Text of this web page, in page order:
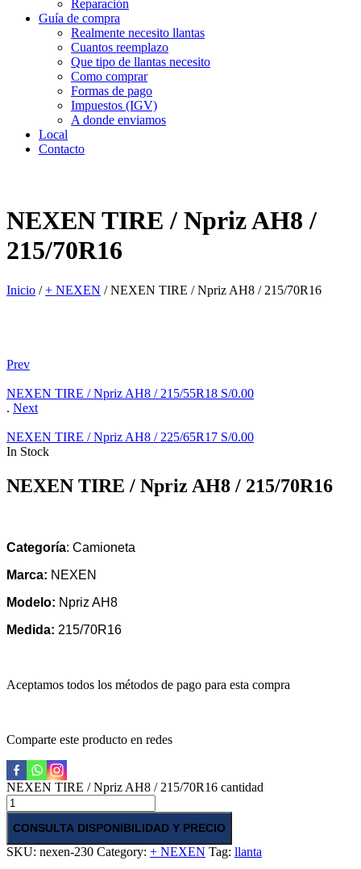
Reparación
Guía de compra
Realmente necesito llantas
Cuantos reemplazo
Que tipo de llantas necesito
Como comprar
Formas de pago
Impuestos (IGV)
A donde enviamos
Local
Contacto
NEXEN TIRE / Npriz AH8 /
215/70R16
Inicio /+ NEXEN /NEXEN TIRE / Npriz AH8 / 215/70R16
Prev
NEXEN TIRE / Npriz AH8 / 215/55R18 S/0.00
. Next
NEXEN TIRE / Npriz AH8 / 225/65R17 S/0.00
In Stock
NEXEN TIRE / Npriz AH8 / 215/70R16
Categoría: Camioneta
Marca: NEXEN
Modelo: Npriz AH8
Medida: 215/70R16
Aceptamos todos los métodos de pago para esta compra
Comparte este producto en redes
NEXEN TIRE / Npriz AH8 / 215/70R16 cantidad
CONSULTA DISPONIBILIDAD Y PRECIO
SKU: nexen-230 Category: + NEXEN Tag: llanta